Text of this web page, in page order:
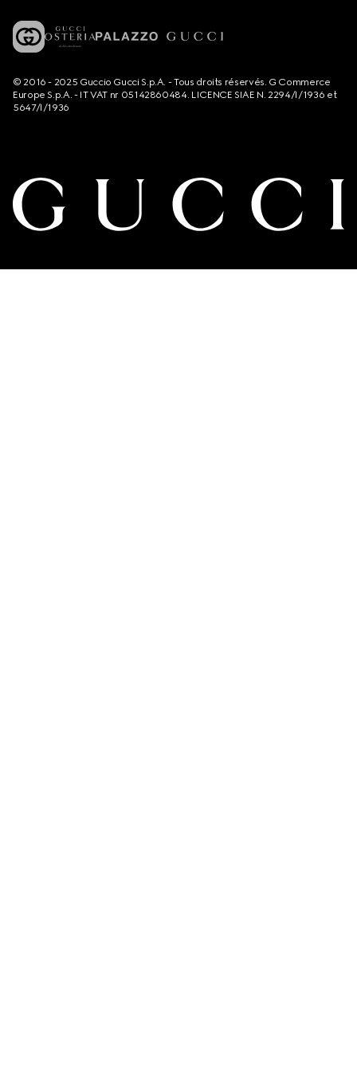
© 2016 - 2025 Guccio Gucci S.p.A. - Tous droits réservés. G Commerce
Europe S.p.A. - IT VAT nr 05142860484. LICENCE SIAE N. 2294/I/1936 et
5647/I/1936